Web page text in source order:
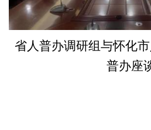
省人普办调研组与怀化
普办座